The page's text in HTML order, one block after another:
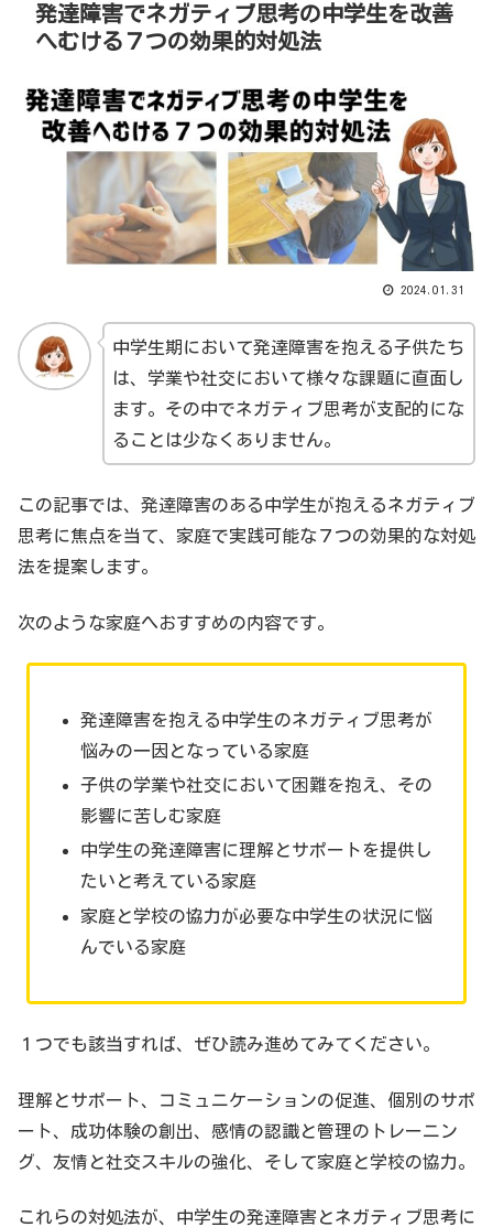
発達障害でネガティブ思考の中学生を改善
へむける７つの効果的対処法
2024.01.31
中学生期において発達障害を抱える子供たち
は、学業や社交において様々な課題に直面し
ます。その中でネガティブ思考が支配的にな
ることは少なくありません。
この記事では、発達障害のある中学生が抱えるネガティブ
思考に焦点を当て、家庭で実践可能な７つの効果的な対処
法を提案します。
次のような家庭へおすすめの内容です。
発達障害を抱える中学生のネガティブ思考が
悩みの一因となっている家庭
子供の学業や社交において困難を抱え、その
影響に苦しむ家庭
中学生の発達障害に理解とサポートを提供し
たいと考えている家庭
家庭と学校の協力が必要な中学生の状況に悩
んでいる家庭
１つでも該当すれば、ぜひ読み進めてみてください。
理解とサポート、コミュニケーションの促進、個別のサポ
ート、成功体験の創出、感情の認識と管理のトレーニン
グ、友情と社交スキルの強化、そして家庭と学校の協力。
これらの対処法が、中学生の発達障害とネガティブ思考に